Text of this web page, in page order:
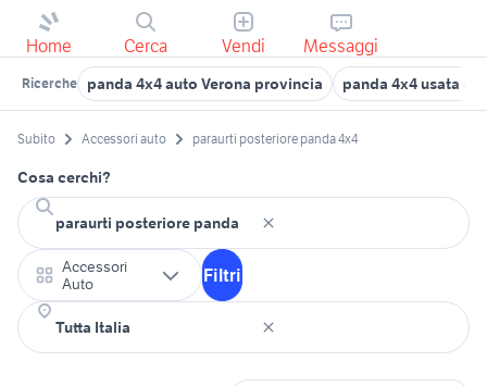
Home Cerca Vendi Messaggi
Ricerche panda 4x4 auto Verona provincia panda 4x4 usata
Subito Accessori auto paraurti posteriore panda 4x4
Cosa cerchi?
Accessori
Auto
Filtri